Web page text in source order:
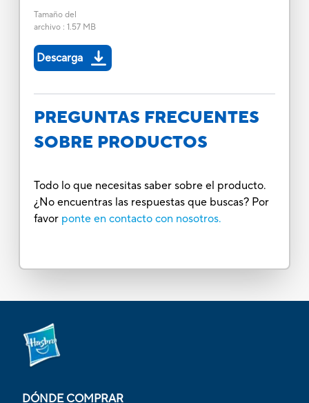
Tamaño del
archivo: 1.57 MB
Descarga
PREGUNTAS FRECUENTES
SOBRE PRODUCTOS
Todo lo que necesitas saber sobre el producto.
¿No encuentras las respuestas que buscas? Por
favor ponte en contacto con nosotros.
DÓNDE COMPRAR